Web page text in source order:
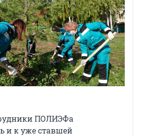
ПОЛИЭФа
и к уже ставшей